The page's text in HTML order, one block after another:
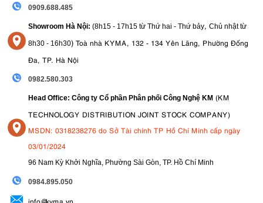
0909.688.485
Showroom Hà Nội: (8h15 - 17h15 từ Thứ hai - Thứ bảy, Chủ nhật từ
8h30 - 16h30) Toà nhà KYMA, 132 - 134 Yên Lãng, Phường Đống
Đa, TP. Hà Nội
0982.580.303
Head Office: Công ty Cổ phần Phân phối Công Nghệ KM (KM
TECHNOLOGY DISTRIBUTION JOINT STOCK COMPANY)
MSDN: 0318238276 do Sở Tài chính TP Hồ Chí Minh cấp ngày
03/01/2024
96 Nam Kỳ Khởi Nghĩa, Phường Sài Gòn, TP. Hồ Chí Minh
0984.895.050